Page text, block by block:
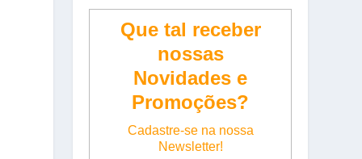
Que tal receber
nossas
Novidades e
Promoções?
Cadastre-se na nossa
Newsletter!